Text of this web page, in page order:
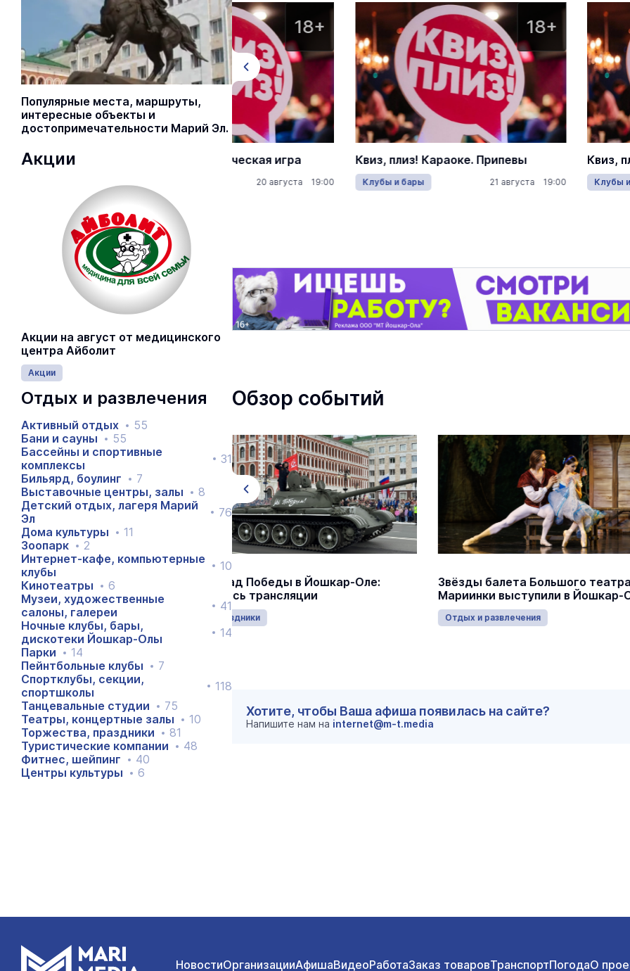
Популярные места, маршруты,
интересные объекты и
достопримечательности Марий Эл.
Акции
Акции на август от медицинского
центра Айболит
Акции
Отдых и развлечения
Активный отдых
55
Бани и сауны
55
Бассейны и спортивные
комплексы
31
Бильярд, боулинг
7
Выставочные центры, залы
8
Детский отдых, лагеря Марий
Эл
76
Дома культуры
11
Зоопарк
2
Интернет-кафе, компьютерные
клубы
10
Кинотеатры
6
Музеи, художественные
салоны, галереи
41
Ночные клубы, бары,
дискотеки Йошкар-Олы
14
Парки
14
Пейнтбольные клубы
7
Спортклубы, секции,
спортшколы
118
Танцевальные студии
75
Театры, концертные залы
10
Торжества, праздники
81
Туристические компании
48
Фитнес, шейпинг
40
Центры культуры
6
18+
Квиз, плиз! Классическая игра
18+
Квиз, плиз! Караоке. Припевы
Клубы и бары 21 августа 19:00
Квиз, плиз! Изи
Клубы и бары 23
Обзор событий
Парад Победы в Йошкар-Оле:
запись трансляции
Праздники
Звёзды балета Большого театра и
Мариинки выступили в Йошкар-Оле
Отдых и развлечения
Йошкар-Олу закружили в
«Севастопольском вальсе»
Отдых и развлечения
Хотите, чтобы Ваша афиша появилась на сайте?
Напишите нам на internet@m-t.media
Академический русский театр
драмы им. Г. Константинова
русский драматический театр
НовостиОрганизацииАфишаВидеоРаботаЗаказ товаровТранспортПогодаО